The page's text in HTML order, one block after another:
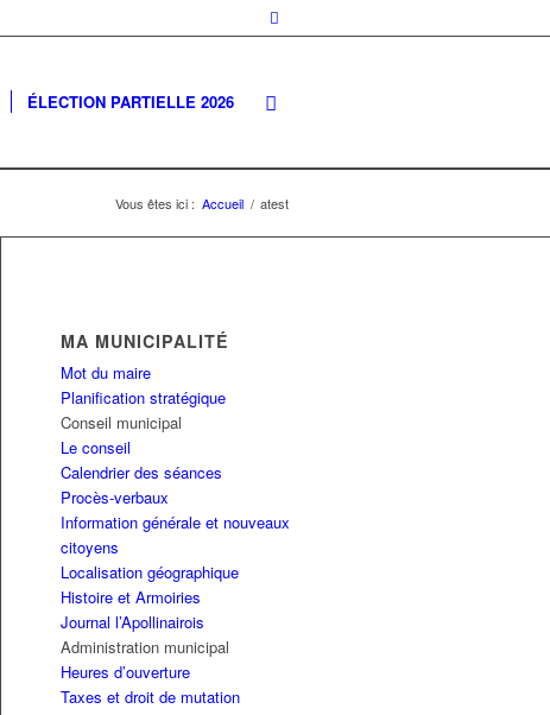
ÉLECTION PARTIELLE 2026
Vous êtes ici : Accueil / atest
MA MUNICIPALITÉ
Mot du maire
Planification stratégique
Conseil municipal
Le conseil
Calendrier des séances
Procès-verbaux
Information générale et nouveaux
citoyens
Localisation géographique
Histoire et Armoiries
Journal l’Apollinairois
Administration municipal
Heures d’ouverture
Taxes et droit de mutation